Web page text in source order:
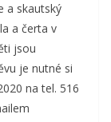
a skautský
a čerta v
jsou
je nutné si
na tel. 516